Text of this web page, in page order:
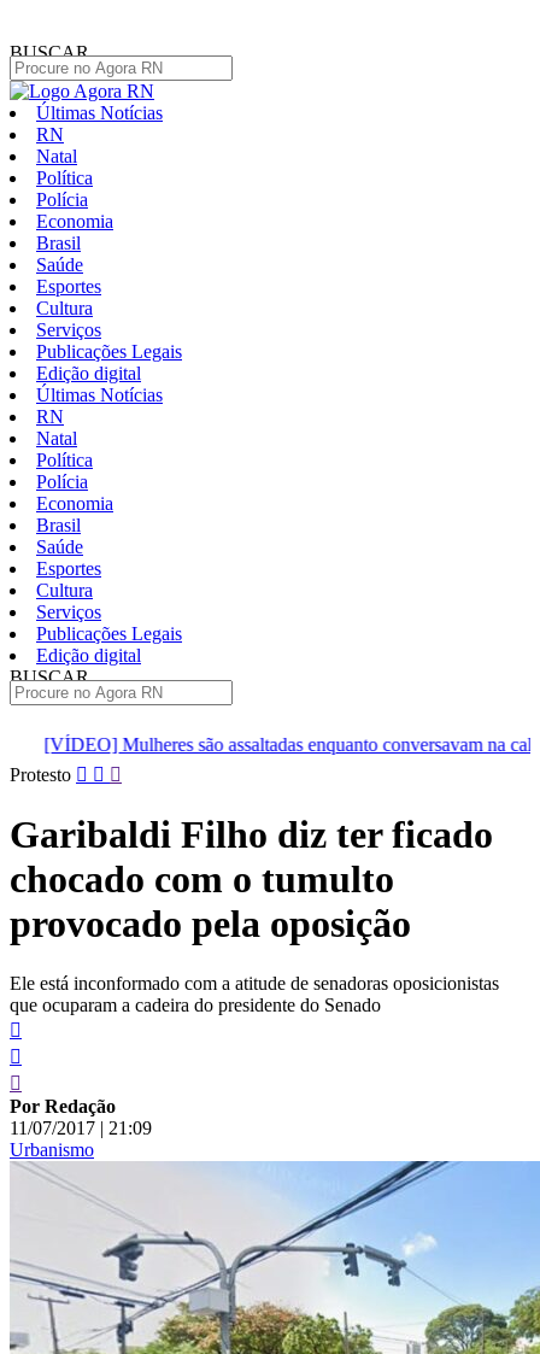
BUSCAR
Últimas Notícias
RN
Natal
Política
Polícia
Economia
Brasil
Saúde
Esportes
Cultura
Serviços
Publicações Legais
Edição digital
Últimas Notícias
RN
Natal
Política
Polícia
Economia
Brasil
Saúde
Esportes
Cultura
Serviços
Publicações Legais
Edição digital
BUSCAR
são assaltadas enquanto conversavam na calçada em São
Pular
conteúdo
Protesto
Garibaldi Filho diz ter ficado
chocado com o tumulto
provocado pela oposição
Ele está inconformado com a atitude de senadoras oposicionistas
que ocuparam a cadeira do presidente do Senado
Por Redação
11/07/2017 | 21:09
Urbanismo